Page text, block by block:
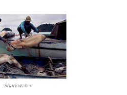
Sharkwater